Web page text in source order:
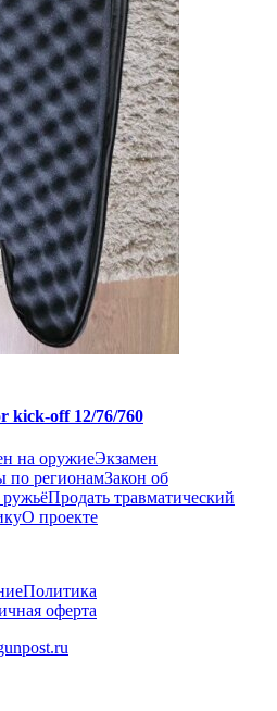
kick-off 12/76/760
на оружиеЭкзамен
по регионамЗакон об
ружьёПродать травматический
О проекте
Политика
оферта